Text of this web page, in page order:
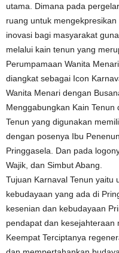
utama. Dimana pada
ruang untuk
inovasi bagi masyarakat
melalui kain tenun yang
Perumpamaan Wanita
diangkat sebagai Icon
Wanita Menari dengan
Menggabungkan Kain
Tenun yang digunakan
dengan posenya Ibu
Pringgasela. Dan pada
Wajik, dan Simbut Abang.
Tujuan Karnaval Tenun yaitu
kebudayaan yang ada di
kesenian dan kebudayaan
pendapat dan kesejahteraan
Keempat Terciptanya